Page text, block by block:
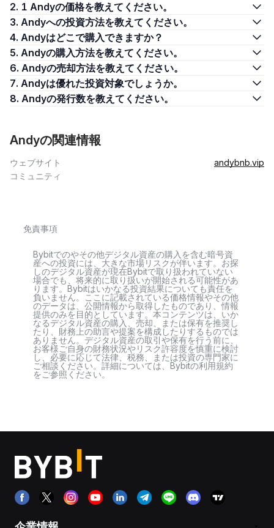
2. 1 Andyの価格を教えてください。
3. Andyへの投資方法を教えてください。
4. Andyはどこで購入できますか？
5. Andyの購入方法を教えてください。
6. Andyの売却方法を教えてください。
7. Andyは優れた投資対象でしょうか。
8. Andyの発行数を教えてください。
Andyの関連情報
ウェブサイト
andybnb.vip
コミュニティ
免責事項
Bybitでのやその他デジタル資産の購入を含む暗号資
産への投資には、大きな市場リスクが伴います。お探
しのデジタル資産が現在Bybitで取り扱われていない
場合でも、将来的に取り扱いが開始される可能性があ
ります。Bybitはいかなる投資結果についても責任を
負いません。ここに記載されている価格情報やその他
のデータは、公開情報から取得したものであり、情報
提供のみを目的としています。本コンテンツは、いか
なるデジタル資産の購入、売却、または保有を推奨し
たり、財務上の助言や提案を構成したりするものでは
ありません。デジタル資産の取引や保有を行う前に、
お客様ご自身の財務状況やリスク許容度を慎重に検討
し、必要に応じて法律、税務、または投資の専門家に
ご相談ください。詳細については、Bybitの利用規約
をご参照ください。